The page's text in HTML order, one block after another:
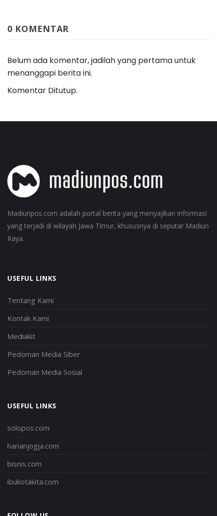
0 KOMENTAR
Belum ada komentar, jadilah yang pertama untuk
menanggapi berita ini.
Komentar Ditutup.
Madiunpos.com adalah portal berita yang menyajikan informasi
yang terjadi di wilayah Jawa Timur, khususnya di seputar Madiun
Raya.
USEFUL LINKS
Tentang Kami
Kontak Kami
Mediakit
Pedoman Media Siber
Pedoman Media Sosial
USEFUL LINKS
solopos.com
harianjogja.com
bisnis.com
ibukotakita.com